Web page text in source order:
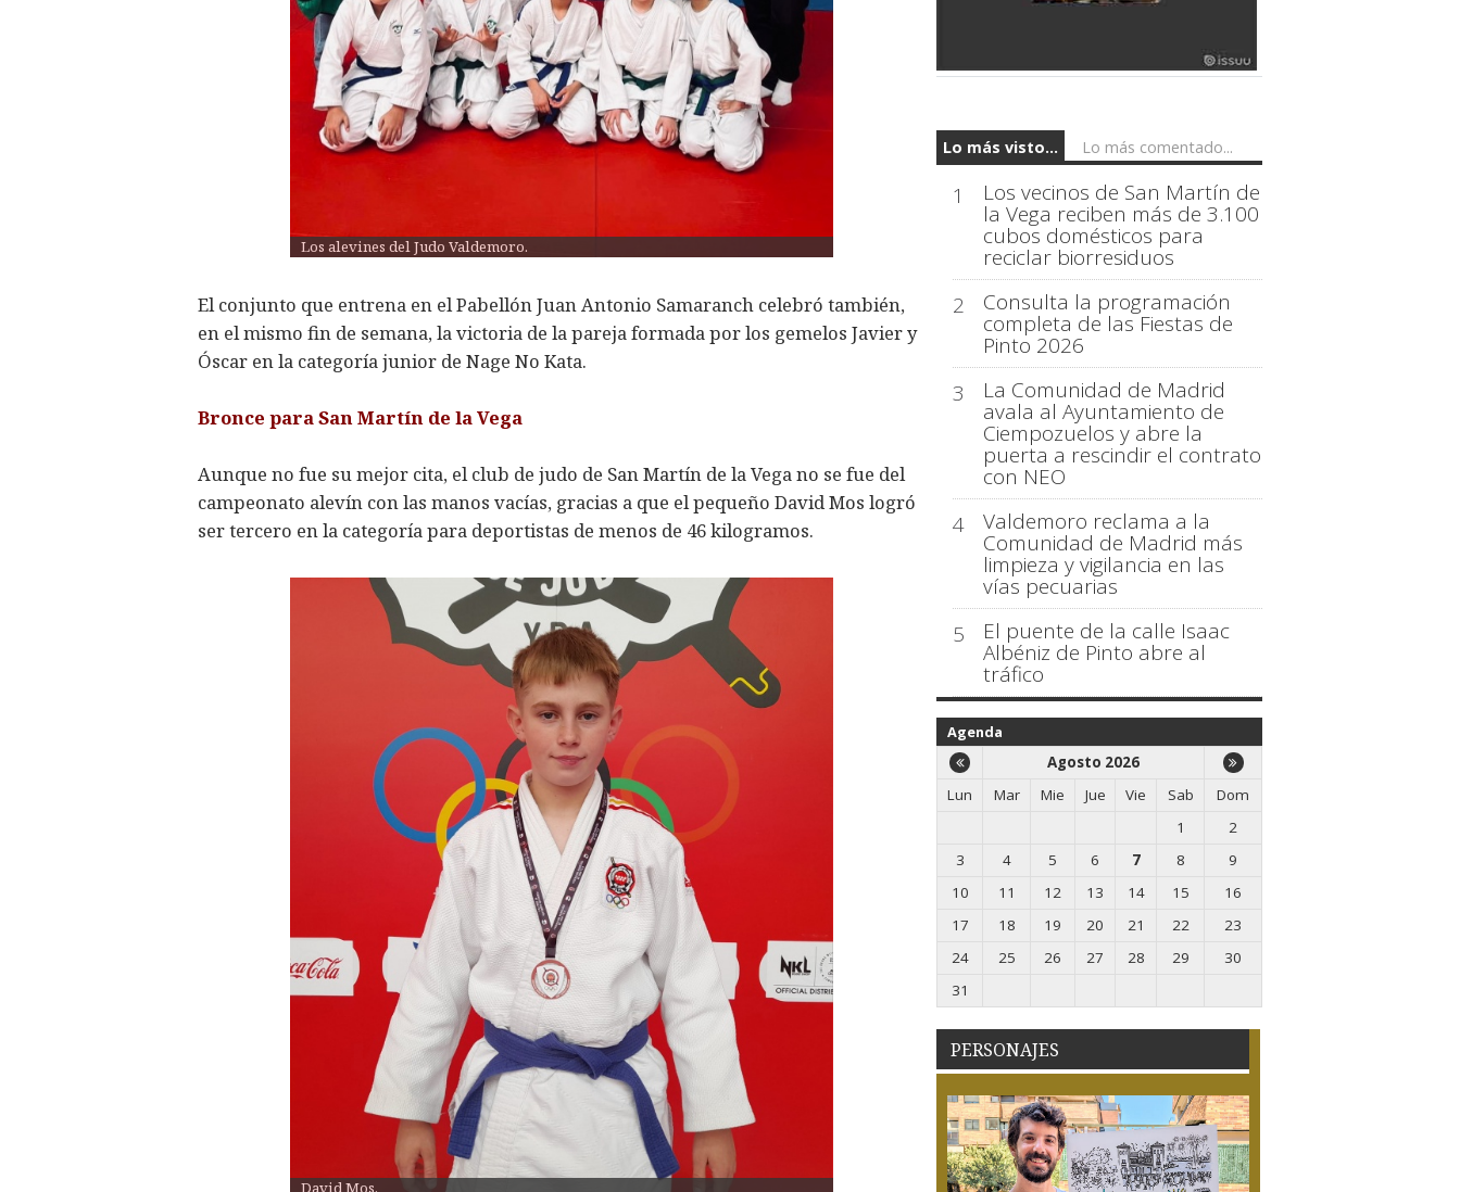
Los alevines del Judo Valdemoro.
El conjunto que entrena en el Pabellón Juan Antonio Samaranch celebró también,
en el mismo fin de semana, la victoria de la pareja formada por los gemelos Javier y
Óscar en la categoría junior de Nage No Kata.
Bronce para San Martín de la Vega
Aunque no fue su mejor cita, el club de judo de San Martín de la Vega no se fue del
campeonato alevín con las manos vacías, gracias a que el pequeño David Mos logró
ser tercero en la categoría para deportistas de menos de 46 kilogramos.
David Mos.
Lo más visto... Lo más comentado...
1 Los vecinos de San Martín de
la Vega reciben más de 3.100
cubos domésticos para
reciclar biorresiduos
2
Consulta la programación
completa de las Fiestas de
Pinto 2026
3
La Comunidad de Madrid
avala al Ayuntamiento de
Ciempozuelos y abre la
puerta a rescindir el contrato
con NEO
4
Valdemoro reclama a la
Comunidad de Madrid más
limpieza y vigilancia en las
vías pecuarias
5
El puente de la calle Isaac
Albéniz de Pinto abre al
tráfico
Agenda
Agosto 2026
Lun
Mar Mie Jue Vie Sab
Dom
1
2
3
4 5 6 7 8
9
10
11 12 13 14 15
16
17
18 19 20 21 22
23
24
25 26 27 28 29
30
31
PERSONAJES